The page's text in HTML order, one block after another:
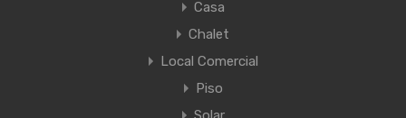
Casa
Chalet
Local Comercial
Piso